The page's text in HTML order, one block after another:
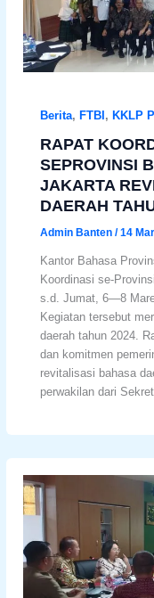
Berita, FTBI , KKLP
RAPAT
SEPROVINSI
JAKARTA
DAERAH
Admin Banten/14
Kantor Bahasa
Koordinasi se-
s.d. Jumat, 6—8
Kegiatan tersebut
daerah tahun 2024.
dan komitmen
revitalisasi bahasa
perwakilan dari